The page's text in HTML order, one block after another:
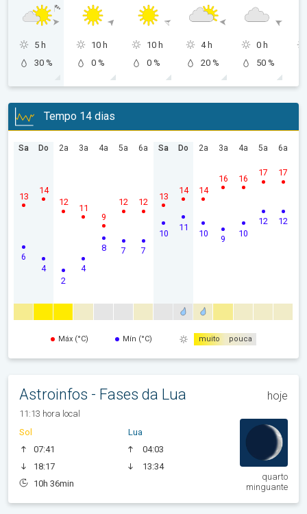
5 h
30 %
10 h
0 %
10 h
0 %
4 h
20 %
0 h
50 %
Tempo 14 dias
Sa
6
13
Do
4
14
2a
2
12
3a
4
11
4a
8
9
5a
7
12
6a
7
12
Sa
10
13
Do
11
14
2a
10
14
3a
9
16
4a
10
16
5a
12
17
6a
12
17
Máx (°C) Mín (°C) muito pouca
Astroinfos - Fases da Lua hoje
11:13 hora local
Sol
07:41
18:17
10h 36min
Lua
04:03
13:34
quarto
minguante